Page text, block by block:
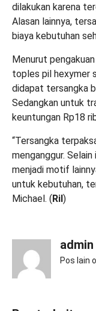
dilakukan karena
Alasan lainnya,
biaya kebutuhan
Menurut
toples pil hexymer
didapat tersangka
Sedangkan untuk
keuntungan Rp18
“Tersangka
menganggur.
menjadi motif
untuk kebutuhan,
Michael. (Ril)
admin
Pos lain